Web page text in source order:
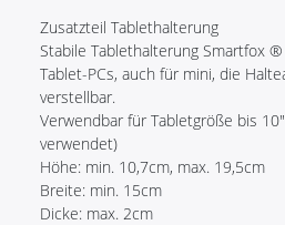
Zusatzteil Tablethalterung
Stabile Tablethalterung Smartfox
Tablet-PCs, auch für mini, die
verstellbar.
Verwendbar für Tabletgröße bis
verwendet)
Höhe: min. 10,7cm, max. 19,5cm
Breite: min. 15cm
Dicke: max. 2cm